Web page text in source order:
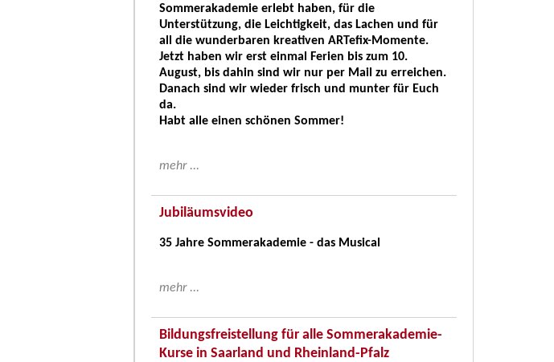
Sommerakademie erlebt haben, für die
Unterstützung, die Leichtigkeit, das Lachen und für
all die wunderbaren kreativen ARTefix-Momente.
Jetzt haben wir erst einmal Ferien bis zum 10.
August, bis dahin sind wir nur per Mail zu erreichen.
Danach sind wir wieder frisch und munter für Euch
da.
Habt alle einen schönen Sommer!
mehr ...
Jubiläumsvideo
35 Jahre Sommerakademie - das Musical
mehr ...
Bildungsfreistellung für alle Sommerakademie-
Kurse in Saarland und Rheinland-Pfalz